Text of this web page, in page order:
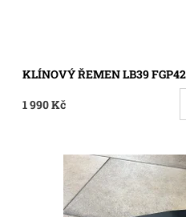
KLÍNOVÝ ŘEMEN LB39
1 990 Kč
Žací nože Iseki 71,5 cm se
NOVÝ TYP. Pro typ Iseki
Dostupnost:
Skladem 1 ks
0510